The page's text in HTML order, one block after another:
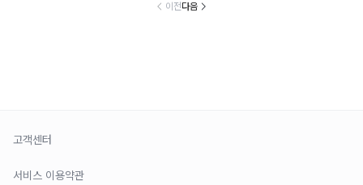
이전다음
고객센터
서비스 이용약관